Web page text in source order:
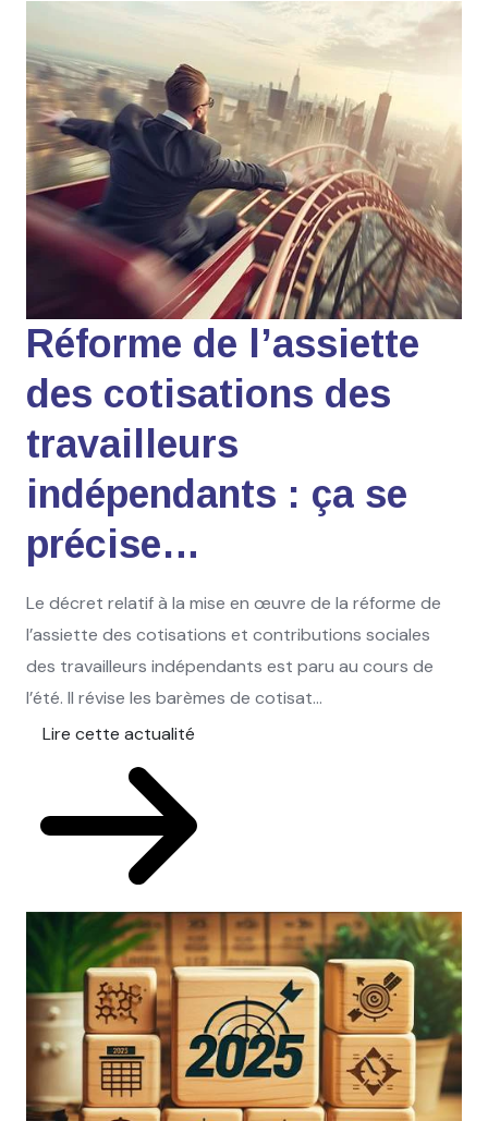
Réforme de l’assiette
des cotisations des
travailleurs
indépendants : ça se
précise…
Le décret relatif à la mise en œuvre de la réforme de
l’assiette des cotisations et contributions sociales
des travailleurs indépendants est paru au cours de
l’été. Il révise les barèmes de cotisat...
Lire cette actualité